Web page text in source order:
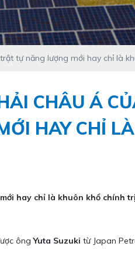
tự năng lượng mới hay chỉ là
CHÂU Á
HAY CHỈ
hay chỉ là khuôn khổ chính
ôngYuta Suzuki từ Japan